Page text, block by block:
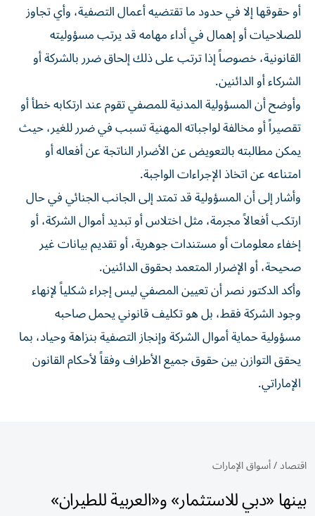
أو حقوقها إلا في حدود ما تقتضيه أعمال التصفية، وأي تجاوز
للصلاحيات أو إهمال في أداء مهامه قد يرتب مسؤوليته
القانونية، خصوصاً إذا ترتب على ذلك إلحاق ضرر بالشركة أو
الشركاء أو الدائنين.
وأوضح أن المسؤولية المدنية للمصفي تقوم عند ارتكابه خطأ أو
تقصيراً أو مخالفة لواجباته المهنية تسبب في ضرر للغير، حيث
يمكن مطالبته بالتعويض عن الأضرار الناتجة عن أفعاله أو
امتناعه عن اتخاذ الإجراءات الواجبة.
وأشار إلى أن المسؤولية قد تمتد إلى الجانب الجنائي في حال
ارتكب أفعالاً مجرمة، مثل اختلاس أو تبديد أموال الشركة، أو
إخفاء معلومات أو مستندات جوهرية، أو تقديم بيانات غير
صحيحة، أو الإضرار المتعمد بحقوق الدائنين.
وأكد الدكتور نصر أن تعيين المصفي ليس إجراء شكلياً لإنهاء
وجود الشركة فقط، بل هو تكليف قانوني يحمل صاحبه
مسؤولية حماية أموال الشركة وإنجاز التصفية بنزاهة وحياد، بما
يحقق التوازن بين حقوق جميع الأطراف وفقاً لأحكام القانون
الإماراتي.
اقتصاد/أسواق الإمارات
بينها «دبي للاستثمار» و«العربية للطيران»